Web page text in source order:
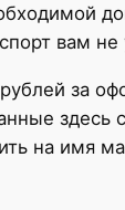
вам не
за
на имя